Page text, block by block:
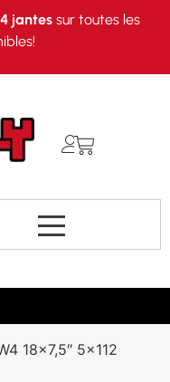
4 jantessur toutes les
18×7,5″ 5×112